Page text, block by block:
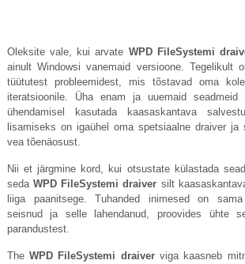
Oleksite vale, kui arvate WPD FileSystemi
ainult Windowsi vanemaid versioone. Tegelikult
tüütutest probleemidest, mis tõstavad oma
iteratsioonile. Üha enam ja uuemaid seadmeid
ühendamisel kasutada kaasaskantava
lisamiseks on igaühel oma spetsiaalne draiver ja
vea tõenäosust.
Nii et järgmine kord, kui otsustate külastada
sedaWPD FileSystemi draiver silt
liiga paanitsege. Tuhanded inimesed on
seisnud ja selle lahendanud, proovides ühte
parandustest.
TheWPD FileSystemi draiverviga kaasneb